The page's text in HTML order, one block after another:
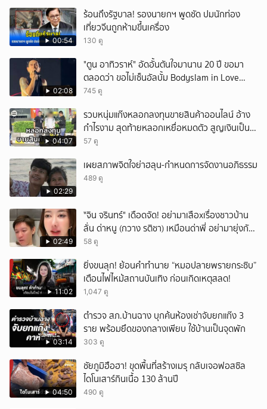
00:54
ร้อนถึงรัฐบาล! รองนายกฯ พูดชัด ปมนักท่อง
เที่ยวจีนถูกห้ามขึ้นเครื่อง
130 ดู
02:08
"ตูน อาทิวราห์" อัดอั้นตันใจมานาน 20 ปี ขอมา
ตลอดว่า ขอไม่เซ็นอัลบั้ม Bodyslam in Love
Vol.1-2 ที่เป็นปกผู้ชายยิ้มแฉ่งสองคน พร้อมเผย
บอกอะไรทางเจ้าตัวเลย
745 ดู
04:07
รวบหนุ่มแก๊งหลอกลงทุนขายสินค้าออนไลน์ อ้าง
กำไรงาม สุดท้ายหลอกเหยื่อหมดตัว สูญเงินเป็น
แสนบาท ยังให้การปฏิเสธ
57 ดู
02:29
เผยสภาพจิตใจย่าฮลุน-กำหนดการจัดงานอภิธรรม
489 ดู
02:49
ั่"จิน จรินทร์" เดือดจัด! อย่ามาเสือxเรื่องชาวบ้าน
ลั่น ด่าหนู (กวาง รติชา) เหมือนด่าพี่ อย่ามายุ่งกับ
คนของผม จบ!!!
58 ดู
11:02
ยิ่งขนลุก! ย้อนคำทำนาย “หมอปลายพรายกระซิบ”
เตือนไฟไหม้สถานบันเทิง ก่อนเกิดเหตุสลด!
1,047 ดู
03:14
ตำรวจ สภ.บ้านฉาง บุกค้นห้องเช่าจับยกแก๊ง 3
ราย พร้อมยึดของกลางเพียบ ใช้บ้านเป็นจุดพัก
303 ดู
04:50
ชัยภูมิฮือฮา! ขุดพื้นที่สร้างเมรุ กลับเจอฟอสซิล
ไดโนเสาร์กินเนื้อ 130 ล้านปี
490 ดู